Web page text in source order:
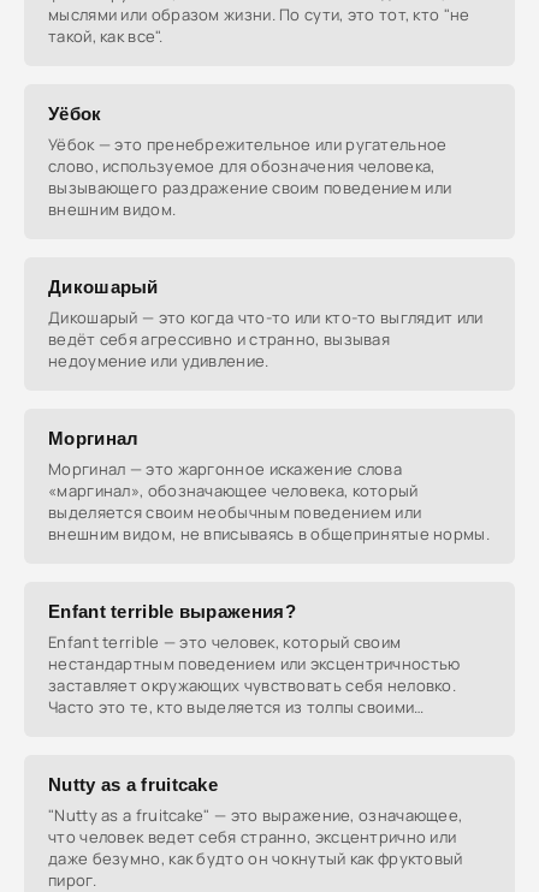
мыслями или образом жизни. По сути, это тот, кто "не
такой, как все".
Уёбок
Уёбок — это пренебрежительное или ругательное
слово, используемое для обозначения человека,
вызывающего раздражение своим поведением или
внешним видом.
Дикошарый
Дикошарый — это когда что-то или кто-то выглядит или
ведёт себя агрессивно и странно, вызывая
недоумение или удивление.
Моргинал
Моргинал — это жаргонное искажение слова
«маргинал», обозначающее человека, который
выделяется своим необычным поведением или
внешним видом, не вписываясь в общепринятые нормы.
Enfant terrible выражения?
Enfant terrible — это человек, который своим
нестандартным поведением или эксцентричностью
заставляет окружающих чувствовать себя неловко.
Часто это те, кто выделяется из толпы своими
Nutty as a fruitcake
"Nutty as a fruitcake" — это выражение, означающее,
что человек ведет себя странно, эксцентрично или
даже безумно, как будто он чокнутый как фруктовый
пирог.